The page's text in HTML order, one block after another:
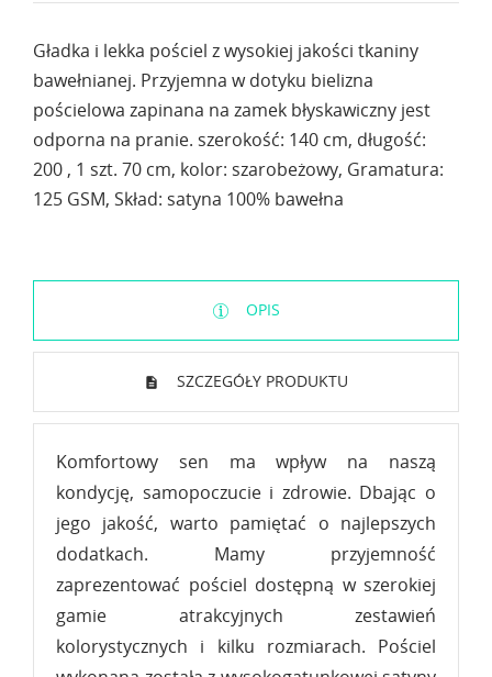
Gładka i lekka pościel z wysokiej jakości tkaniny
bawełnianej. Przyjemna w dotyku bielizna
pościelowa zapinana na zamek błyskawiczny jest
odporna na pranie. szerokość: 140 cm, długość:
200 , 1 szt. 70 cm, kolor: szarobeżowy, Gramatura:
125 GSM, Skład: satyna 100% bawełna
OPIS
SZCZEGÓŁY PRODUKTU
Komfortowy sen ma wpływ na naszą
kondycję, samopoczucie i zdrowie. Dbając o
jego jakość, warto pamiętać o najlepszych
dodatkach. Mamy przyjemność
zaprezentować pościel dostępną w szerokiej
gamie atrakcyjnych zestawień
kolorystycznych i kilku rozmiarach. Pościel